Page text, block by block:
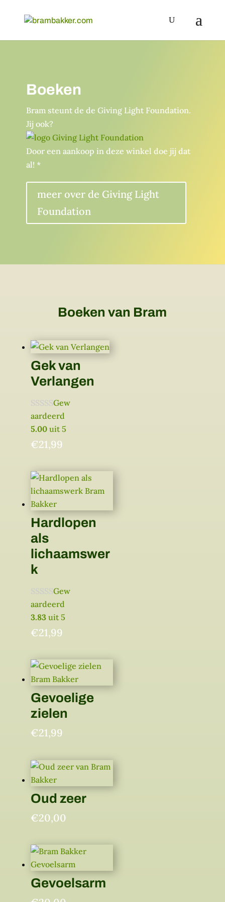
Boeken
Bram steunt de de Giving Light Foundation.
Jij ook?
Door een aankoop in deze winkel doe jij dat
al! *
meer over de Giving Light
Foundation
Boeken van Bram
Gek van
Verlangen
Gew
aardeerd
5.00uit 5
€21,99
Hardlopen
als
lichaamswer
k
Gew
aardeerd
3.83uit 5
€21,99
Gevoelige
zielen
€21,99
Oud zeer
€20,00
Gevoelsarm